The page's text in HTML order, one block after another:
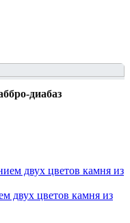
диабаз
двух цветов камня из